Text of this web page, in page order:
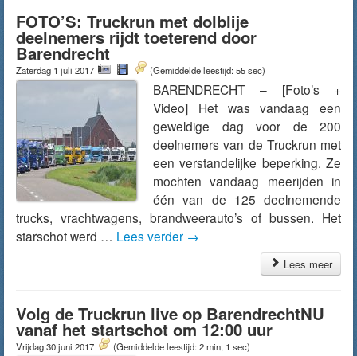
FOTO’S: Truckrun met dolblije
deelnemers rijdt toeterend door
Barendrecht
Zaterdag 1 juli 2017 (Gemiddelde leestijd: 55 sec)
BARENDRECHT – [Foto’s +
Video] Het was vandaag een
geweldige dag voor de 200
deelnemers van de Truckrun met
een verstandelijke beperking. Ze
mochten vandaag meerijden in
één van de 125 deelnemende
trucks, vrachtwagens, brandweerauto’s of bussen. Het
starschot werd … Lees verder →
Lees meer
Volg de Truckrun live op BarendrechtNU
vanaf het startschot om 12:00 uur
Vrijdag 30 juni 2017 (Gemiddelde leestijd: 2 min, 1 sec)